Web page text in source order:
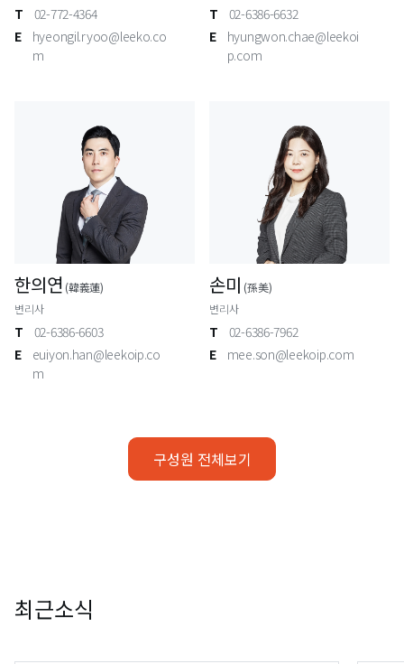
T
02-772-4364
E
hyeongil.ryoo@leeko.co
m
T
02-6386-6632
E
hyungwon.chae@leekoi
p.com
한의연 (韓義蓮)
변리사
T
02-6386-6603
E
euiyon.han@leekoip.co
m
손미 (孫美)
변리사
T
02-6386-7962
E
mee.son@leekoip.com
구성원 전체보기
최근소식